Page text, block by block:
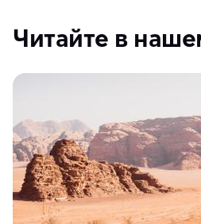
Читайте в